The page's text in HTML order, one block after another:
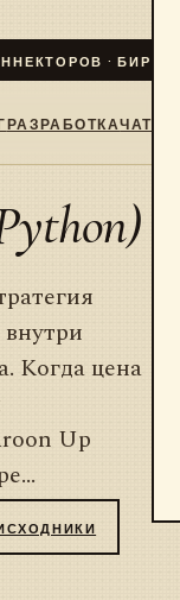
· БИРЖИ ·
РАЗРАБОТКАЧАТ
Когда цена
Up